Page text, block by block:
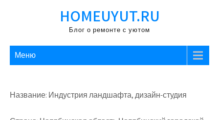
HOMEUYUT.RU
Блог о ремонте с уютом
Меню
Название: Индустрия ландшафта, дизайн-студия